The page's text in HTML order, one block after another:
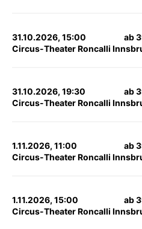
31.10.2026, 15:00
Circus-Theater Roncalli
ab
31.10.2026, 19:30
Circus-Theater Roncalli
ab
1.11.2026, 11:00
Circus-Theater Roncalli
ab
1.11.2026, 15:00
Circus-Theater Roncalli
ab